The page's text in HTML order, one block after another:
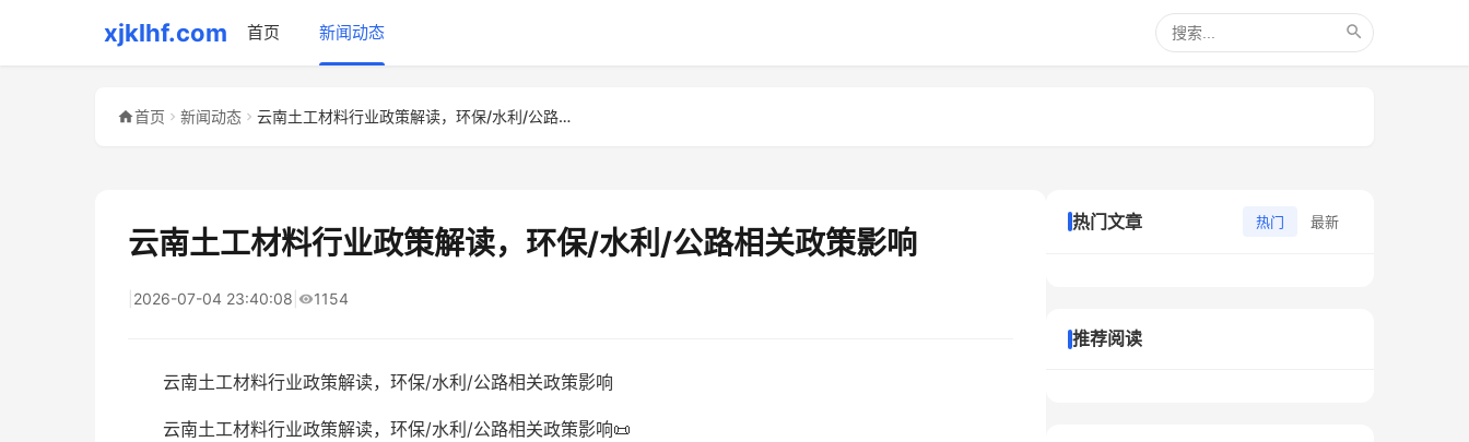
xjklhf.com 首页 新闻动态
首页 新闻动态 云南土工材料行业政策解读，环保/水利/公路相关政策影响
云南土工材料行业政策解读，环保/水利/公路相关政策影响
2026-07-04 23:40:08 1154
云南土工材料行业政策解读，环保/水利/公路相关政策影响
云南土工材料行业政策解读，环保/水利/公路相关政策影响📜
热门文章 热门 最新
推荐阅读